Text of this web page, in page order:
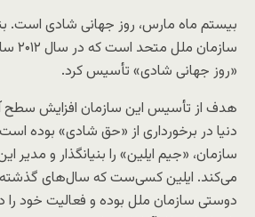
بیستم ماه مارس، روز جهانی شادی است.
«روز جهانی شادی» تأسیس کرد.
هدف از تأسیس این سازمان افزایش سطح
دنیا در برخورداری از «حق شادی» بوده
سازمان، «جیم ایلین» را بنیانگذار و مدیر
می‌کند. ایلین کسی‌ست که سال‌های گذشته
دوستی سازمان ملل بوده و فعالیت خود را